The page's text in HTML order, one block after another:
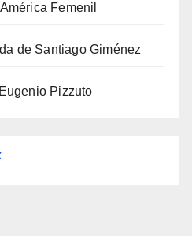
Femenil
de Santiago Giménez
Pizzuto